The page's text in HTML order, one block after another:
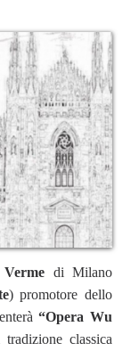
di Milano
) promotore dello
“Opera Wu
classica